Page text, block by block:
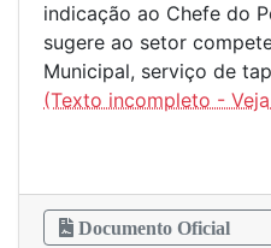
indicação ao Chefe do
sugere ao setor
Municipal, serviço de
Documento Oficial